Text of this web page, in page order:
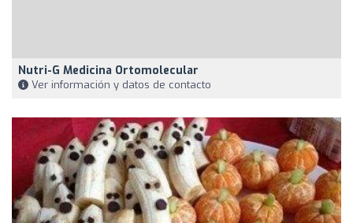
Nutri-G Medicina Ortomolecular
Ver información y datos de contacto